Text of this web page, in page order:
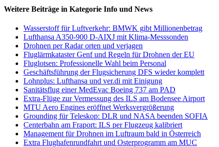
Weitere Beiträge in Kategorie Info und News
Wasserstoff für Luftverkehr: BMWK gibt Millionenbetrag
Lufthansa A350-900 D-AIXJ mit Klima-Messsonden
Drohnen per Radar orten und verjagen
Fluglärmkataster Genf und Regeln für Drohnen der EU
Fluglotsen: Professionelle Wahl beim Personal
Geschäftsführung der Flugsicherung DFS wieder komplett
Lohnplus: Lufthansa und ver.di mit Einigung
Sanitätsflug einer MedEvac Boeing 737 am PAD
Extra-Flüge zur Vermessung des ILS am Bodensee Airport
MTU Aero Engines eröffnet Werksvergrößerung
Grounding für Teleskop: DLR und NASA beenden SOFIA
Centerbahn am Fraport: ILS per Flugzeug kalibriert
Management für Drohnen im Luftraum bald in Österreich
Extra Flughafenrundfahrt und Osterprogramm am MUC